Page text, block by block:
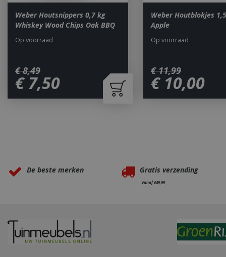
Weber Houtsnippers 0,7 kg
Whiskey Wood Chips Oak BBQ
€ 8,49
€ 7,50
Op voorraad
Weber Houtblokjes
Apple
€ 11,99
€ 10,00
Op voorraad
De beste merken Gratis verzending
vanaf €49,99